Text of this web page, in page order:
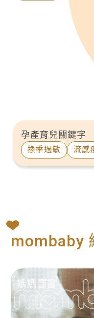
孕產育兒關鍵字
換季過敏 流感
mombaby